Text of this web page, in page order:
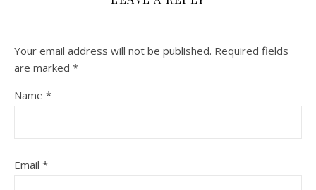
Your email address will not be published. Required fields
are marked *
Name *
Email *